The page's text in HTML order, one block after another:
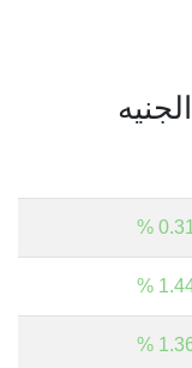
0.31
1.44
1.36